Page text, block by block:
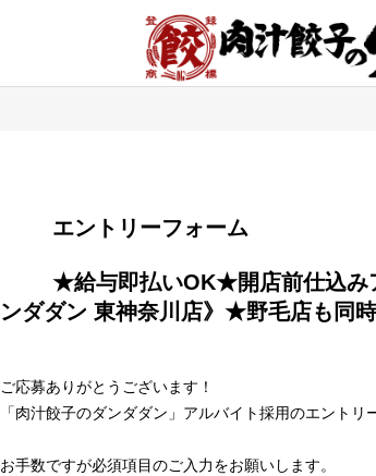
        エントリーフォーム
ンダダン 東神奈川店》★野毛店も同
ご応募ありがとうございます！
「肉汁餃子のダンダダン」アルバイト採用のエントリ
お手数ですが必須項目のご入力をお願いします。